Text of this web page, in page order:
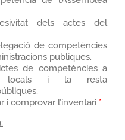
dels actes del
de competències
publiques.
de competències a
locals i la resta
i comprovar l’inventari *